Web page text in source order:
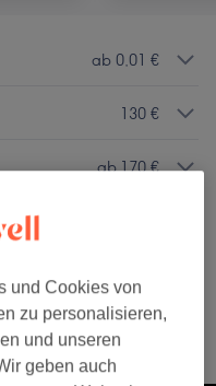
ab 0,01 €
130 €
ab 170 €
und Cookies von
zu personalisieren,
und unseren
geben auch